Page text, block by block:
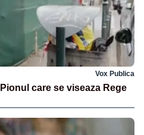
Vox Publica
care se viseaza Rege